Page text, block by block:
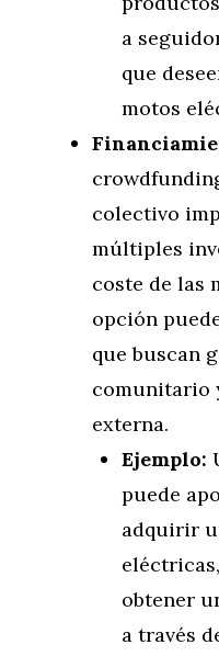
a
que
motos
colectivo
múltiples
coste de las
opción
que buscan
comunitario
externa.
Ejemplo:
puede
adquirir
obtener
a través